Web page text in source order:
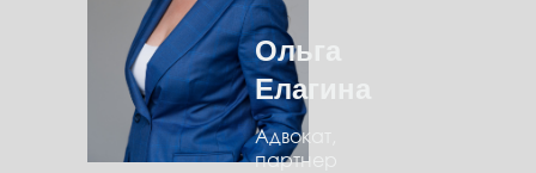
Ольга
Елагина
Адвокат,
партнер